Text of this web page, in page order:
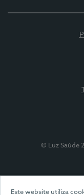
Este website utiliza
© Luz Saúde